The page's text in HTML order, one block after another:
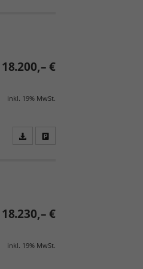
18.200,– €
inkl. 19% MwSt.
18.230,– €
inkl. 19% MwSt.